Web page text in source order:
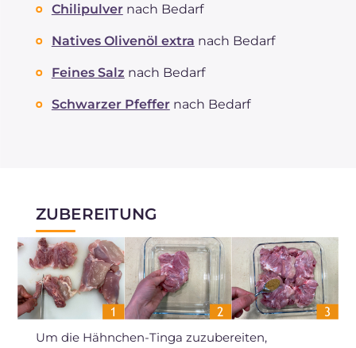
Chilipulver nach Bedarf
Natives Olivenöl extra nach Bedarf
Feines Salz nach Bedarf
Schwarzer Pfeffer nach Bedarf
ZUBEREITUNG
Um die Hähnchen-Tinga zuzubereiten,